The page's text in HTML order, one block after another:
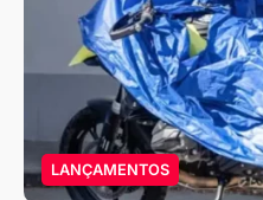
LANÇAMENTOS